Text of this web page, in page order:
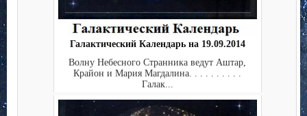
Галактический Календарь на 19.09.2014
Волну Небесного Странника ведут Аштар,
Крайон и Мария Магдалина. . . . . . . . . .
Галак...